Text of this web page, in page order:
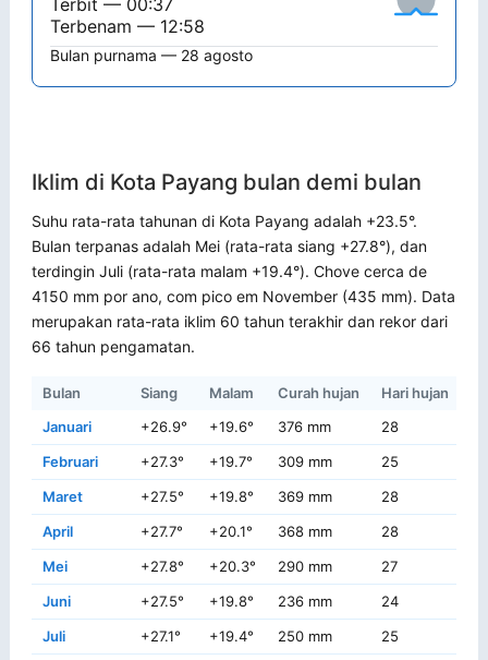
Terbit — 00:37
Terbenam — 12:58
Bulan purnama — 28 agosto
Iklim di Kota Payang bulan demi bulan
Suhu rata-rata tahunan di Kota Payang adalah +23.5°.
Bulan terpanas adalah Mei (rata-rata siang +27.8°), dan
terdingin Juli (rata-rata malam +19.4°). Chove cerca de
4150 mm por ano, com pico em November (435 mm). Data
merupakan rata-rata iklim 60 tahun terakhir dan rekor dari
66 tahun pengamatan.
Bulan Siang Malam Curah hujan Hari hujan
Januari
+26.9° +19.6° 376 mm 28
Februari
+27.3° +19.7° 309 mm 25
Maret
+27.5° +19.8° 369 mm 28
April
+27.7° +20.1° 368 mm 28
Mei
+27.8° +20.3° 290 mm 27
Juni
+27.5° +19.8° 236 mm 24
Juli
+27.1° +19.4° 250 mm 25